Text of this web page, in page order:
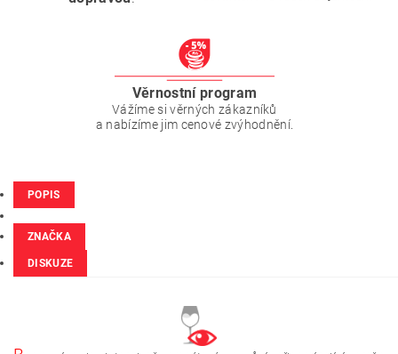
Věrnostní program
Vážíme si věrných zákazníků
a nabízíme jim cenové zvýhodnění.
POPIS
ZNAČKA
DISKUZE